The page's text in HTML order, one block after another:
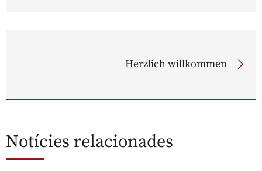
Herzlich willkommen
Notícies relacionades